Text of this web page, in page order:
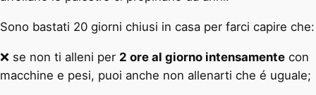
Sono bastati 20 giorni chiusi in casa per farci capire che:
❌ se non ti alleni per 2 ore al giorno intensamente con
macchine e pesi, puoi anche non allenarti che é uguale;